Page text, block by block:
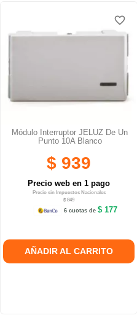
Módulo Interruptor JELUZ De Un
Punto 10A Blanco
$ 939
Precio web en 1 pago
Precio sin Impuestos Nacionales
$ 849
6 cuotas de$ 177
AÑADIR AL CARRITO
favorite_border
favorite_border